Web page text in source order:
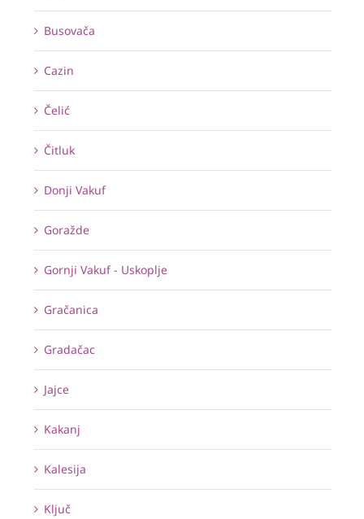
Busovača
Cazin
Čelić
Čitluk
Donji Vakuf
Goražde
Gornji Vakuf - Uskoplje
Gračanica
Gradačac
Jajce
Kakanj
Kalesija
Ključ